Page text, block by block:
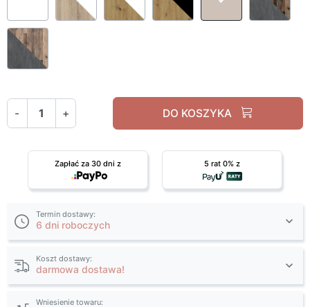
- + DO KOSZYKA
Zapłać za 30 dni z 5 rat 0% z
Termin dostawy:
6 dni roboczych
Koszt dostawy:
darmowa dostawa!
Wniesienie towaru: